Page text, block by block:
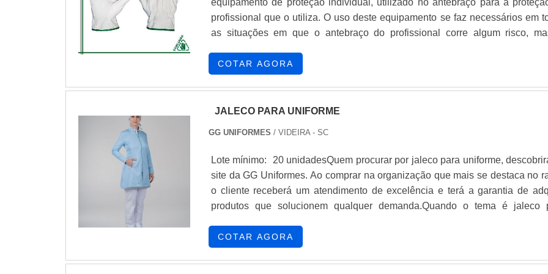
equipamento de proteção individual, utilizado no antebraço para a
profissional que o utiliza. O uso deste equipamento se faz necessários em
as situações em que o antebraço do profissional corre algum risco,
ideal com o material ideal.INFORMAÇÕES SOBRE O PRODUTOO
COTAR AGORA
JALECO PARA UNIFORME
GG UNIFORMES / VIDEIRA - SC
Lote mínimo: 20 unidadesQuem procurar por jaleco para uniforme,
site da GG Uniformes. Ao comprar na organização que mais se destaca no
o cliente receberá um atendimento de excelência e terá a garantia de
produtos que solucionem qualquer demanda.Quando o tema é jaleco
proteção e comprometimento com o resultado final.ALGUNS DETALHES
aos parceiros uma estrutura com escritório de alta qualidade onde são
COTAR AGORA